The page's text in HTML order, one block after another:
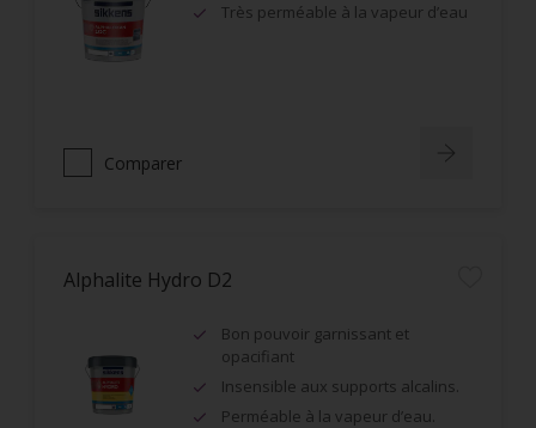
Très perméable à la vapeur d’eau
Comparer
Alphalite Hydro D2
Bon pouvoir garnissant et
opacifiant
Insensible aux supports alcalins.
Perméable à la vapeur d’eau.